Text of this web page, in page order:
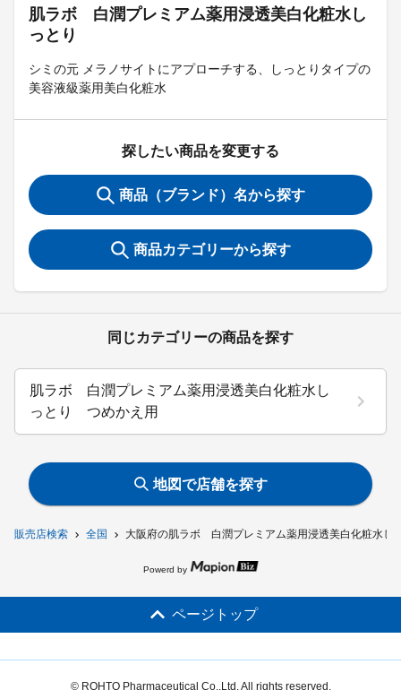
販売店検索 全国 大阪府の肌ラボ 白潤プレミアム薬用浸透美白化粧水し
肌ラボ 白潤プレミアム薬用浸透美白化粧水し
っとり
シミの元 メラノサイトにアプローチする、しっとりタイプの
美容液級薬用美白化粧水
探したい商品を変更する
商品（ブランド）名から探す
商品カテゴリーから探す
同じカテゴリーの商品を探す
肌ラボ 白潤プレミアム薬用浸透美白化粧水し
っとり つめかえ用
地図で店舗を探す
Powerd by
ページトップ
© ROHTO Pharmaceutical Co.,Ltd. All rights reserved.